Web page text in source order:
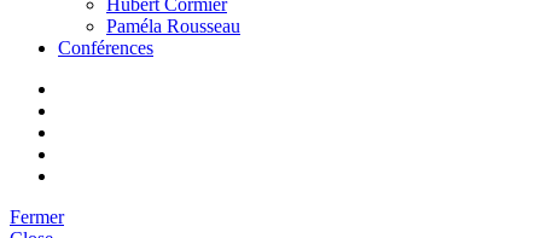
Hubert Cormier
Paméla Rousseau
Conférences
Fermer